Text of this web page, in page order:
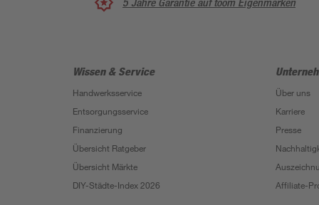
Wissen & Service
Handwerksservice
Entsorgungsservice
Finanzierung
Übersicht Ratgeber
Übersicht Märkte
DIY-Städte-Index 2026
Über uns
Karriere
Presse
Affiliate-